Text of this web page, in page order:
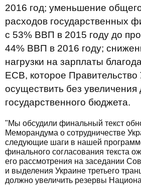
2016 год; уменьшение
расходов государственных
с 53% ВВП в 2015 году до
44% ВВП в 2016 году;
нагрузки на зарплаты
ЕСВ, которое Правительство
осуществить без увеличения
государственного бюджета.
"Мы обсудили финальный текст
Меморандума о сотрудничестве
следующие шаги в нашей
финального согласования текста
его рассмотрения на заседании
и выделения Украине третьего
должно увеличить резервы